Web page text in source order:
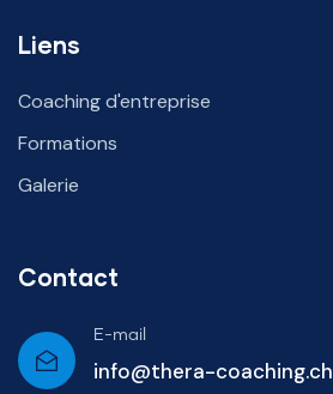
Liens
Coaching d'entreprise
Formations
Galerie
Contact
E-mail
info@thera-coaching.ch